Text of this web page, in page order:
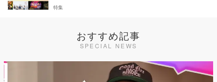
特集
おすすめ記事
SPECIAL NEWS